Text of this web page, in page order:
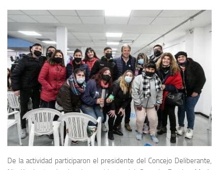
De la actividad participaron el presidente del Concejo Deliberante,